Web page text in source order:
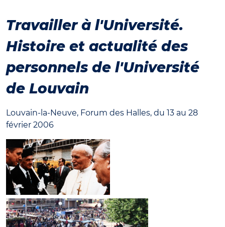
Travailler à l'Université.
Histoire et actualité des
personnels de l'Université
de Louvain
Louvain-la-Neuve, Forum des Halles, du 13 au 28
février 2006